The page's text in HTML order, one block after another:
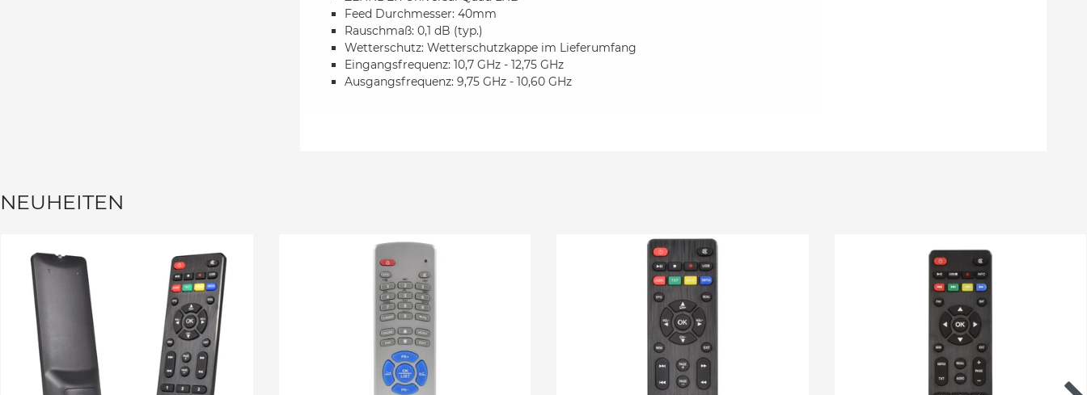
Feed Durchmesser: 40mm
Rauschmaß: 0,1 dB (typ.)
Wetterschutz: Wetterschutzkappe im Lieferumfang
Eingangsfrequenz: 10,7 GHz - 12,75 GHz
Ausgangsfrequenz: 9,75 GHz - 10,60 GHz
NEUHEITEN